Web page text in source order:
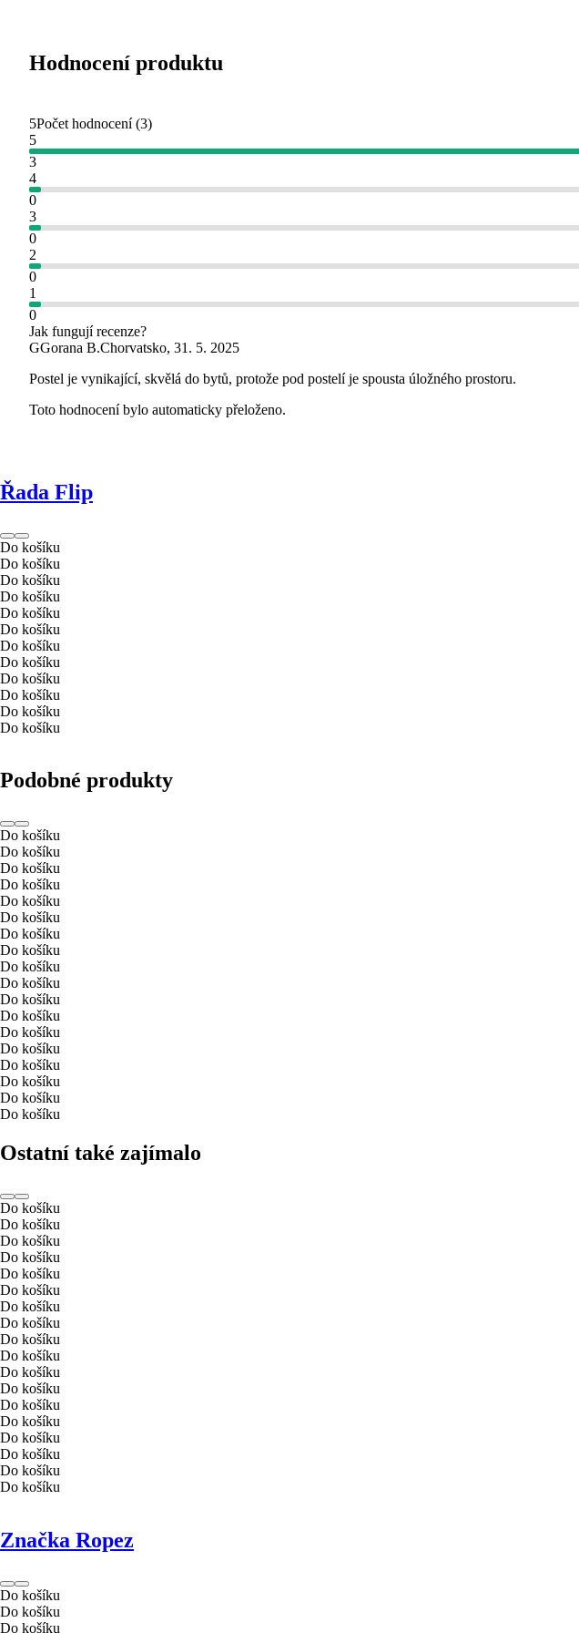
Hodnocení produktu
5Počet hodnocení(3)
5
3
4
0
3
0
2
0
1
0
Jak fungují recenze?
GGorana B.Chorvatsko, 31. 5. 2025
Postel je vynikající, skvělá do bytů, protože pod postelí je spousta úložného prostoru.
Toto hodnocení bylo automaticky přeloženo.
Řada Flip
Do košíku
Do košíku
Do košíku
Do košíku
Do košíku
Do košíku
Do košíku
Do košíku
Do košíku
Do košíku
Do košíku
Do košíku
Podobné produkty
Do košíku
Do košíku
Do košíku
Do košíku
Do košíku
Do košíku
Do košíku
Do košíku
Do košíku
Do košíku
Do košíku
Do košíku
Do košíku
Do košíku
Do košíku
Do košíku
Do košíku
Do košíku
Ostatní také zajímalo
Do košíku
Do košíku
Do košíku
Do košíku
Do košíku
Do košíku
Do košíku
Do košíku
Do košíku
Do košíku
Do košíku
Do košíku
Do košíku
Do košíku
Do košíku
Do košíku
Do košíku
Do košíku
Značka Ropez
Do košíku
Do košíku
Do košíku